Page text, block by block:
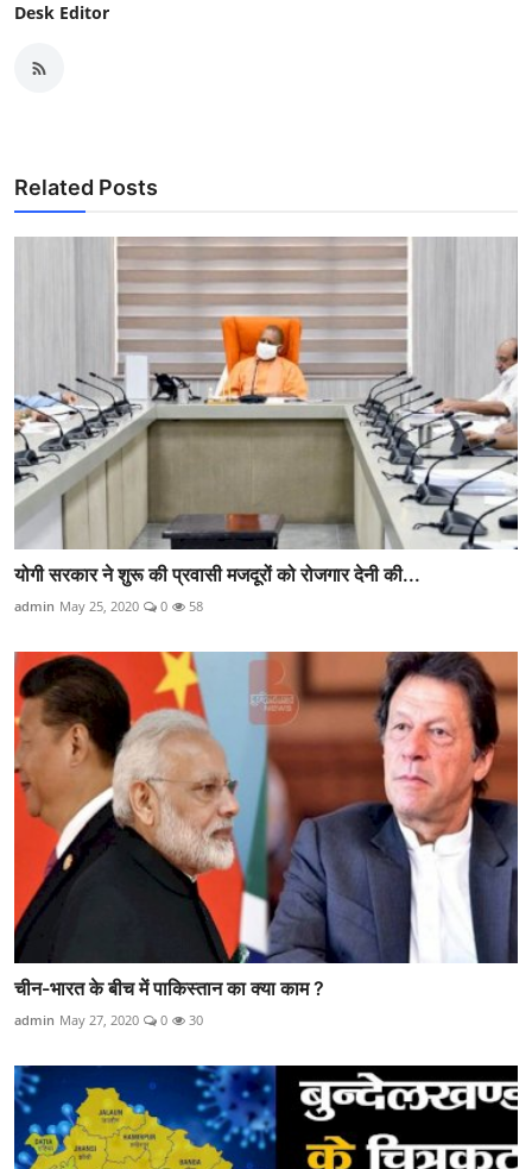
Desk Editor
Related Posts
योगी सरकार ने शुरू की प्रवासी मजदूरों को रोजगार देनी की...
admin May 25, 2020 0 58
चीन-भारत के बीच में पाकिस्तान का क्या काम ?
admin May 27, 2020 0 30